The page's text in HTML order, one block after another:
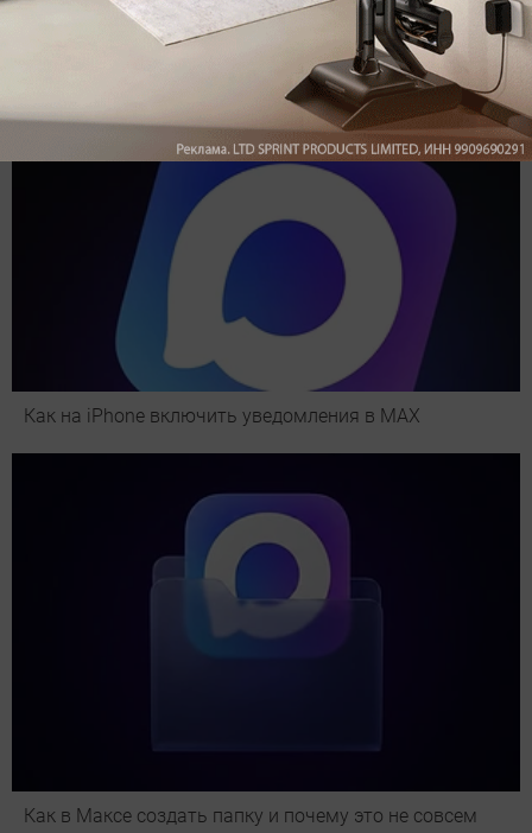
Подпишись на наш канал в мессенджере МАХ
Как на iPhone включить уведомления в MAX
Как в Максе создать папку и почему это не совсем